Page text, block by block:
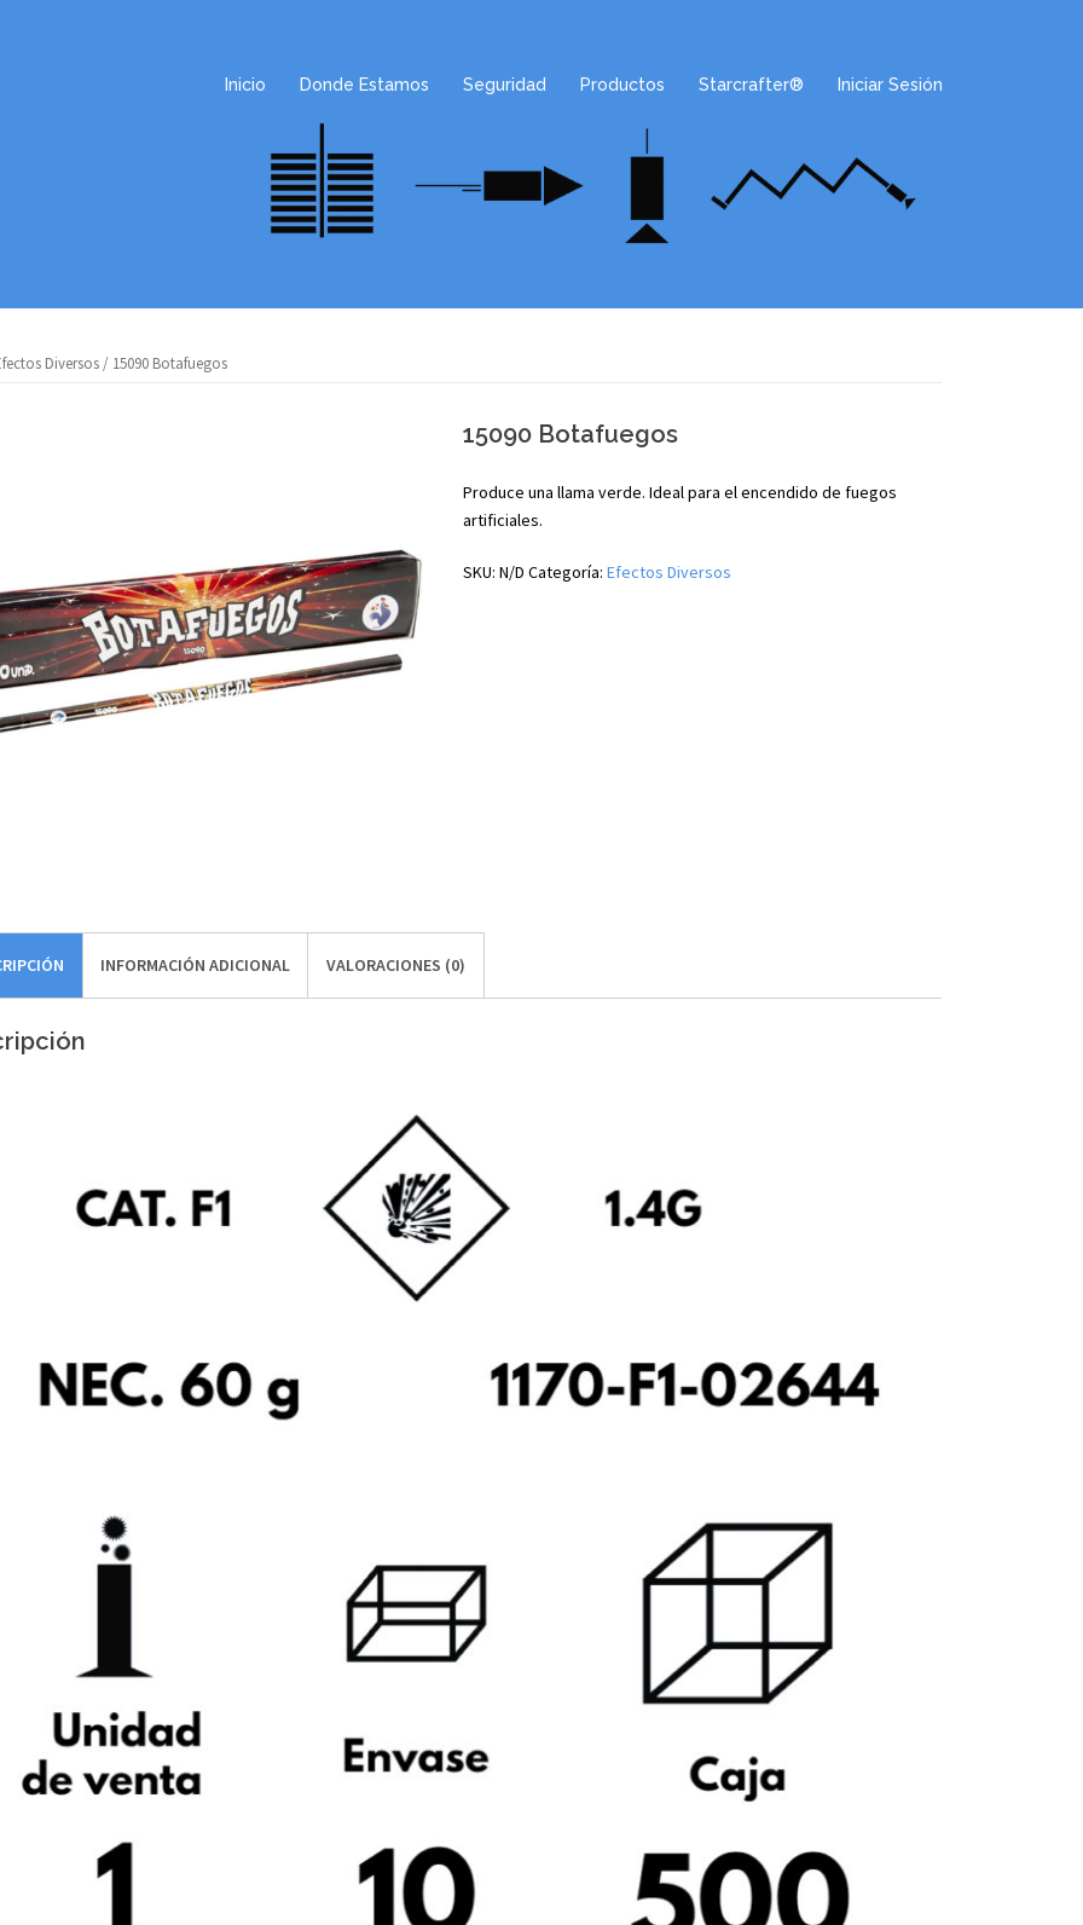
Inicio Donde Estamos Seguridad Productos Starcrafter® Iniciar Sesión
Diversos / 15090 Botafuegos
15090 Botafuegos
Produce una llama verde. Ideal para el encendido de fuegos
artificiales.
SKU: N/D Categoría: Efectos Diversos
INFORMACIÓN ADICIONAL VALORACIONES (0)